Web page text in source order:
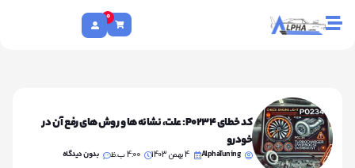
0
کد خطای P0234: علت، نشانه‌ها و روش‌های رفع آن در
خودرو
AlphaTuning 4 بهمن 1403 4:00 ب.ظ بدون دیدگاه